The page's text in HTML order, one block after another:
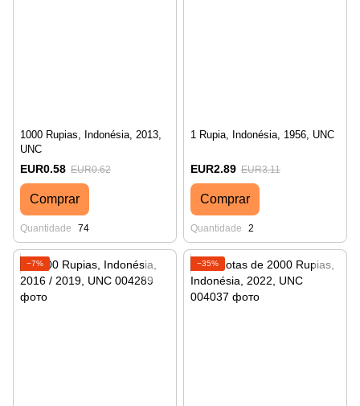
1000 Rupias, Indonésia, 2013,
UNC
EUR0.58 EUR0.62
Comprar
Quantidade 74
1 Rupia, Indonésia, 1956, UNC
EUR2.89 EUR3.11
Comprar
Quantidade 2
−7% −35%